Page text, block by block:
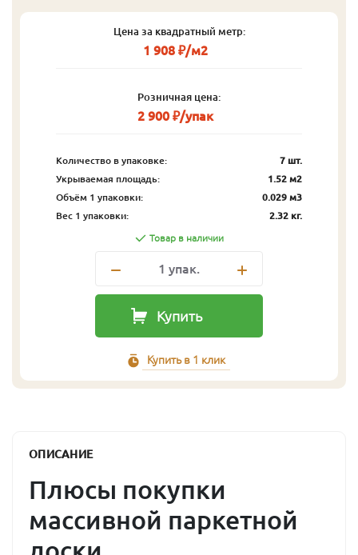
Цена за квадратный метр:
1 908 ₽/м2
Розничная цена:
2 900 ₽/упак
Количество в упаковке:
7 шт.
Укрываемая площадь:
1.52 м2
Объём 1 упаковки:
0.029 м3
Вес 1 упаковки:
2.32 кг.
Товар в наличии
1 упак.
Купить
Купить в 1 клик
ОПИСАНИЕ
Плюсы покупки
массивной паркетной